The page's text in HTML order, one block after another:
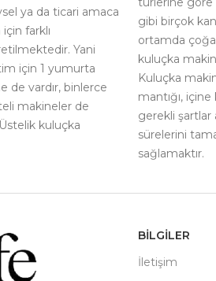
ya da ticari amaca
farklı
Yani
için 1 yumurta
de vardır, binlerce
makineler de
kuluçka
gibi birçok
ortamda
kuluçka
Kuluçka
mantığı,
gerekli şartlar
sürelerini
sağlamaktır.
BILGILER
İletişim